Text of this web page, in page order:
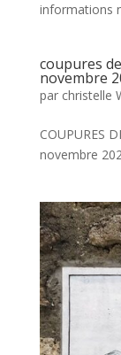
informations
coupures
novembre
par christelle
COUPURES
novembre